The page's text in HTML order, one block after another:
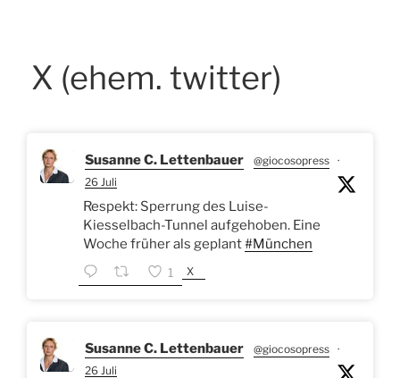
X (ehem. twitter)
Susanne C. Lettenbauer @giocosopress ·
26 Juli
Respekt: Sperrung des Luise-
Kiesselbach-Tunnel aufgehoben. Eine
Woche früher als geplant#München
1 X
Susanne C. Lettenbauer @giocosopress ·
26 Juli